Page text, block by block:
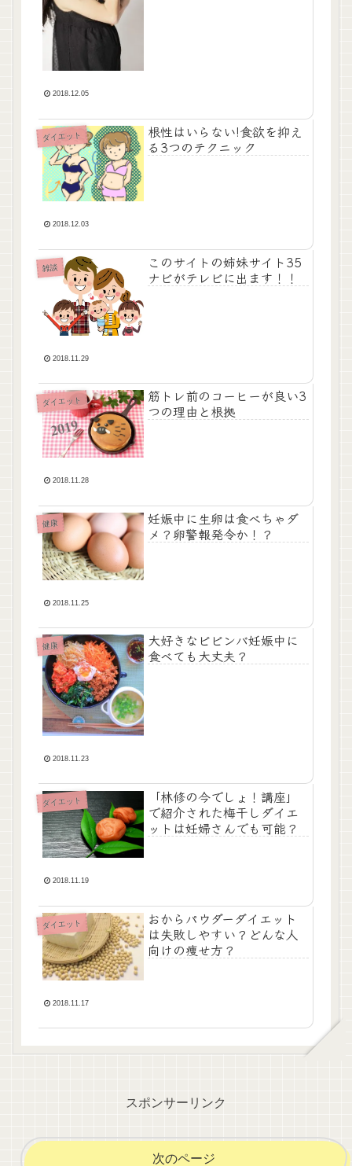
2018.12.05
ダイエット
根性はいらない!食欲を抑え
る3つのテクニック
2018.12.03
雑談
このサイトの姉妹サイト35
ナビがテレビに出ます！！
2018.11.29
ダイエット
筋トレ前のコーヒーが良い3
つの理由と根拠
2018.11.28
健康
妊娠中に生卵は食べちゃダ
メ？卵警報発令か！？
2018.11.25
健康
大好きなビビンバ妊娠中に
食べても大丈夫？
2018.11.23
ダイエット
「林修の今でしょ！講座」
で紹介された梅干しダイエ
ットは妊婦さんでも可能？
2018.11.19
ダイエット
おからパウダーダイエット
は失敗しやすい？どんな人
向けの痩せ方？
2018.11.17
スポンサーリンク
次のページ